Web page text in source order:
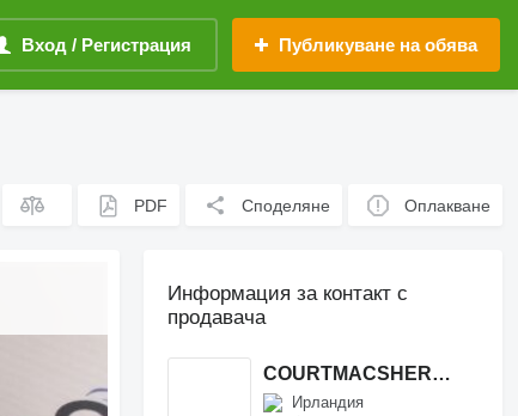
Вход / Регистрация Публикуване на обява
PDF Споделяне Оплакване
Информация за контакт с
продавача
COURTMACSHERRY MACHINERY LTD
Ирландия